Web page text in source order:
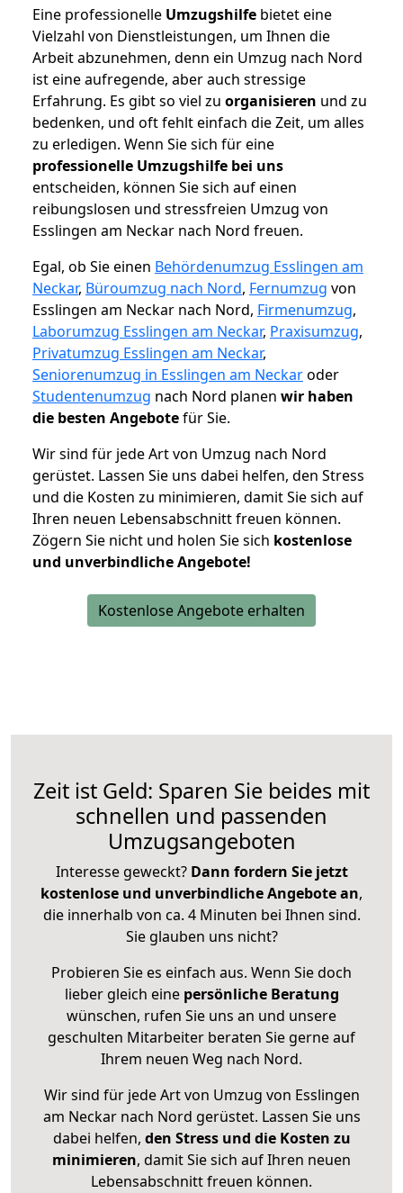
Eine professionelle Umzugshilfe bietet eine
Vielzahl von Dienstleistungen, um Ihnen die
Arbeit abzunehmen, denn ein Umzug nach Nord
ist eine aufregende, aber auch stressige
Erfahrung. Es gibt so viel zu organisieren und zu
bedenken, und oft fehlt einfach die Zeit, um alles
zu erledigen. Wenn Sie sich für eine
professionelle Umzugshilfe bei uns
entscheiden, können Sie sich auf einen
reibungslosen und stressfreien Umzug von
Esslingen am Neckar nach Nord freuen.
Egal, ob Sie einen Behördenumzug Esslingen am
Neckar, Büroumzug nach Nord, Fernumzug von
Esslingen am Neckar nach Nord, Firmenumzug,
Laborumzug Esslingen am Neckar, Praxisumzug,
Privatumzug Esslingen am Neckar,
Seniorenumzug in Esslingen am Neckaroder
Studentenumzug nach Nord planen wir haben
die besten Angebotefür Sie.
Wir sind für jede Art von Umzug nach Nord
gerüstet. Lassen Sie uns dabei helfen, den Stress
und die Kosten zu minimieren, damit Sie sich auf
Ihren neuen Lebensabschnitt freuen können.
Zögern Sie nicht und holen Sie sich kostenlose
und unverbindliche Angebote!
Kostenlose Angebote erhalten
Zeit ist Geld: Sparen Sie beides mit
schnellen und passenden
Umzugsangeboten
Interesse geweckt? Dann fordern Sie jetzt
kostenlose und unverbindliche Angebote an,
die innerhalb von ca. 4 Minuten bei Ihnen sind.
Sie glauben uns nicht?
Probieren Sie es einfach aus. Wenn Sie doch
lieber gleich eine persönliche Beratung
wünschen, rufen Sie uns an und unsere
geschulten Mitarbeiter beraten Sie gerne auf
Ihrem neuen Weg nach Nord.
Wir sind für jede Art von Umzug von Esslingen
am Neckar nach Nord gerüstet. Lassen Sie uns
dabei helfen, den Stress und die Kosten zu
minimieren, damit Sie sich auf Ihren neuen
Lebensabschnitt freuen können.